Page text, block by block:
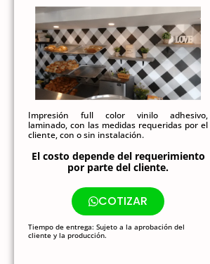
Impresión full color vinilo adhesivo,
laminado, con las medidas requeridas por el
cliente, con o sin instalación.
El costo depende del requerimiento
por parte del cliente.
COTIZAR
Tiempo de entrega: Sujeto a la aprobación del
cliente y la producción.